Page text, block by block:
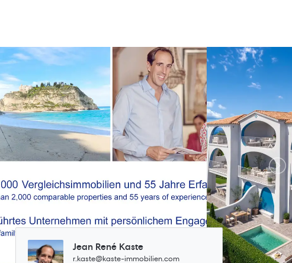
Jean René Kaste
r.kaste@kaste-immobilien.com